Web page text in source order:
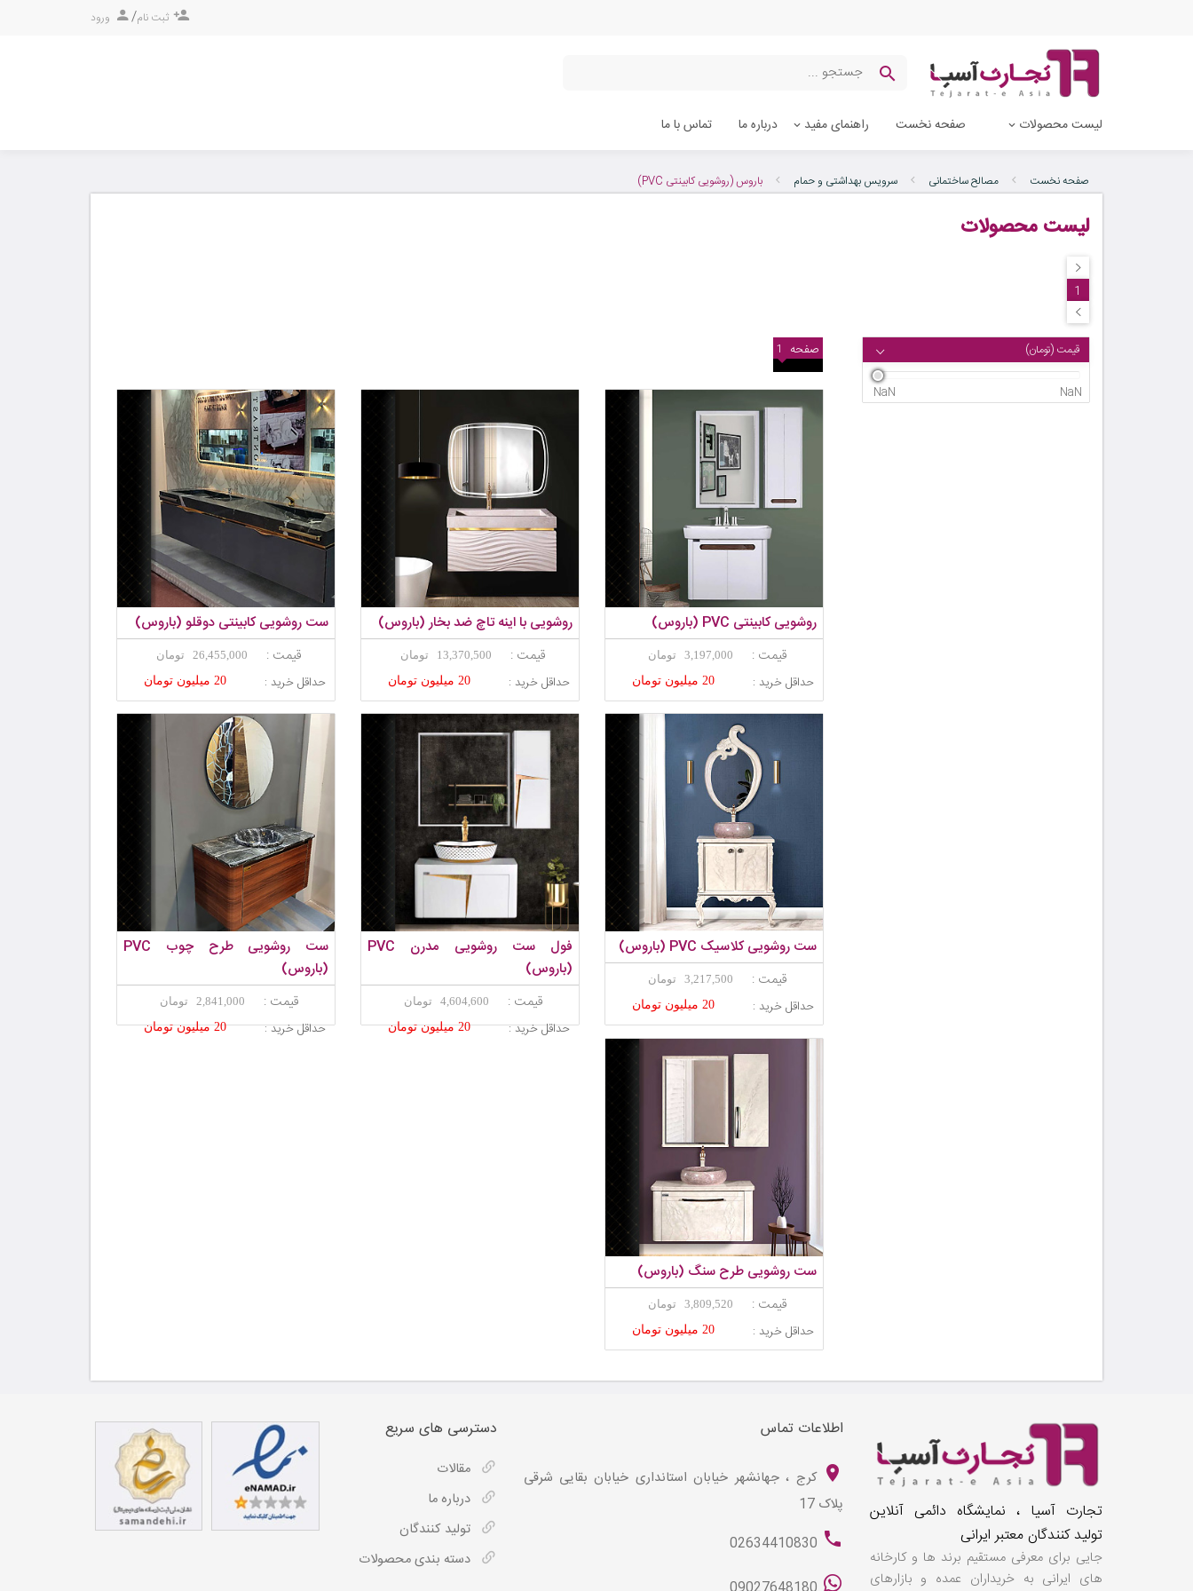
ثبت نام/ ورود
لیست محصولات صفحه نخست راهنمای مفید درباره ما تماس با ما
صفحه نخست مصالح ساختمانی سرویس بهداشتی و حمام باروس (روشویی کابینتی PVC)
لیست محصولات
1
قیمت (تومان)
NaN
NaN
صفحه 1
روشویی کابینتی PVC (باروس)
قیمت : 3,197,000 تومان
حداقل خرید : 20 میلیون تومان
روشویی با اینه تاچ ضد بخار (باروس)
قیمت : 13,370,500 تومان
حداقل خرید : 20 میلیون تومان
ست روشویی کابینتی دوقلو (باروس)
قیمت : 26,455,000 تومان
حداقل خرید : 20 میلیون تومان
ست روشویی کلاسیک PVC (باروس)
قیمت : 3,217,500 تومان
حداقل خرید : 20 میلیون تومان
فول ست روشویی مدرن PVC
(باروس)
قیمت : 4,604,600 تومان
حداقل خرید : 20 میلیون تومان
ست روشویی طرح چوب PVC
(باروس)
قیمت : 2,841,000 تومان
حداقل خرید : 20 میلیون تومان
ست روشویی طرح سنگ (باروس)
قیمت : 3,809,520 تومان
حداقل خرید : 20 میلیون تومان
تجارت آسیا ، نمایشگاه دائمی آنلاین
تولید کنندگان معتبر ایرانی
جایی برای معرفی مستقیم برند ها و کارخانه
های ایرانی به خریداران عمده و بازارهای
اطلاعات تماس
کرج ، جهانشهر خیابان استانداری خیابان بقایی شرقی
پلاک 17
02634410830
دسترسی های سریع
مقالات
درباره ما
تولید کنندگان
دسته بندی محصولات